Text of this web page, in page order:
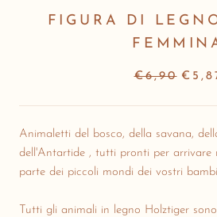
FIGURA DI
€6,90
Animaletti del bosco, della savana,
dell'Antartide , tutti pronti per arrivare
parte dei piccoli mondi dei vostri
Tutti gli animali in legno Holztiger